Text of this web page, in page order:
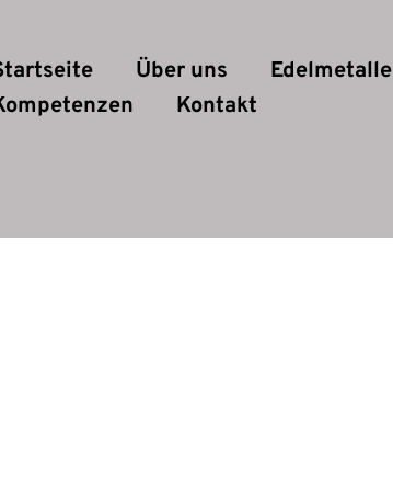
Über uns Edelmetalle
Kontakt